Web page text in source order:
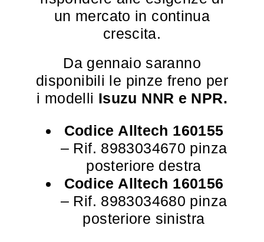
un mercato in continua
crescita.
Da gennaio saranno
disponibili le pinze freno per
i modelli Isuzu NNR e NPR.
Codice Alltech 160155
– Rif. 8983034670 pinza
posteriore destra
Codice Alltech 160156
– Rif. 8983034680 pinza
posteriore sinistra